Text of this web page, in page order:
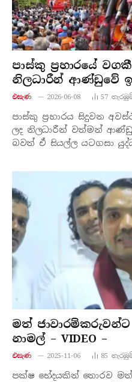
පාස්කු ප්‍රහාරයේ
නිලධාරීන් ආණ්ඩුවේ
එසැණ 2026-06-08 57
පාස්කු ප්‍රහාරය සිදුවන
ලද නිලධාරීන් වත්මන්
බවත් ඒ සියල්ල යටගසා
මත් ජාවාරම්කරුවන්ට
නාමල් – VIDEO –
එසැණ 2025-11-06 85
පක්ෂ භේදයකින් තොරව